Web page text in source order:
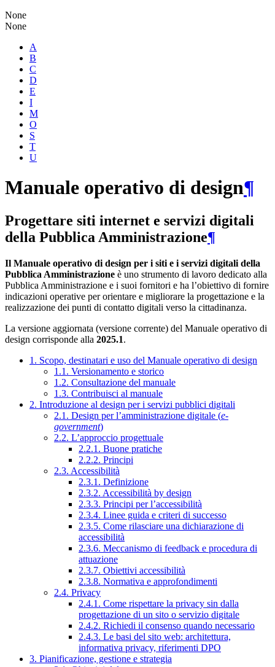
None
None
A
B
C
D
E
I
M
O
S
T
U
Manuale operativo di design¶
Progettare siti internet e servizi digitali
della Pubblica Amministrazione¶
Il Manuale operativo di design per i siti e i servizi digitali della
Pubblica Amministrazione è uno strumento di lavoro dedicato alla
Pubblica Amministrazione e i suoi fornitori e ha l’obiettivo di fornire
indicazioni operative per orientare e migliorare la progettazione e la
realizzazione dei punti di contatto digitali verso la cittadinanza.
La versione aggiornata (versione corrente) del Manuale operativo di
design corrisponde alla 2025.1.
1. Scopo, destinatari e uso del Manuale operativo di design
1.1. Versionamento e storico
1.2. Consultazione del manuale
1.3. Contribuisci al manuale
2. Introduzione al design per i servizi pubblici digitali
2.1. Design per l’amministrazione digitale (e-
government)
2.2. L’approccio progettuale
2.2.1. Buone pratiche
2.2.2. Principi
2.3. Accessibilità
2.3.1. Definizione
2.3.2. Accessibilità by design
2.3.3. Principi per l’accessibilità
2.3.4. Linee guida e criteri di successo
2.3.5. Come rilasciare una dichiarazione di
accessibilità
2.3.6. Meccanismo di feedback e procedura di
attuazione
2.3.7. Obiettivi accessibilità
2.3.8. Normativa e approfondimenti
2.4. Privacy
2.4.1. Come rispettare la privacy sin dalla
progettazione di un sito o servizio digitale
2.4.2. Richiedi il consenso quando necessario
2.4.3. Le basi del sito web: architettura,
informativa privacy, riferimenti DPO
3. Pianificazione, gestione e strategia